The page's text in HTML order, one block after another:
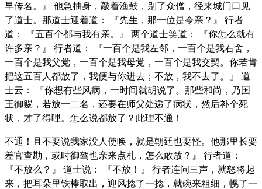
早传名。』 他急抽身，敲着渔鼓，别了众僧，径来城门口见
了道士。那道士迎着道： 『先生，那一位是令亲？』 行者
道： 『五百个都与我有亲。』 两个道士笑道： 『你怎么就有
许多亲？』 行者道： 『一百个是我左邻，一百个是我右舍，
一百个是我父党，一百个是我母党，一百个是我交契。你若肯
把这五百人都放了，我便与你进去；不放，我不去了。』 道
士云： 『你想有些风病，一时间就胡说了。那些和尚，乃国
王御赐，若放一二名，还要在师父处递了病状，然后补个死
状，才了得哩。怎么说都放了？此理不通！
不通！且不要说我家没人使唤，就是朝廷也要怪。他那里长要
差官查勘，或时御驾也亲来点札，怎么敢放？』 行者道：
『不放么？』 道士说： 『不放！』 行者连问三声，就怒将起
来，把耳朵里铁棒取出，迎风捻了一捻，就碗来粗细，幌了一